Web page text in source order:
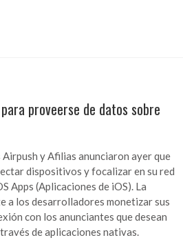
proveerse de datos sobre
y Afilias anunciaron ayer que
dispositivos y focalizar en su red
Apps (Aplicaciones de iOS). La
a los desarrolladores monetizar sus
con los anunciantes que desean
de aplicaciones nativas.